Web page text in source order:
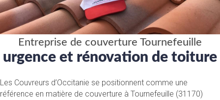
Entreprise de couverture Tournefeuille
urgence et rénovation de toiture
Les Couvreurs d’Occitanie se positionnent comme une
référence en matière de couverture à Tournefeuille (31170)